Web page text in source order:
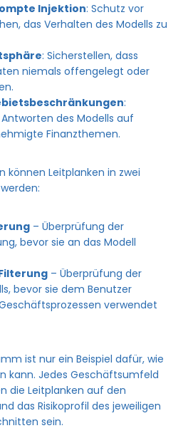
Injektion: Schutz vor
das Verhalten des Modells zu
: Sicherstellen, dass
niemals offengelegt oder
:
des Modells auf
Finanzthemen.
können Leitplanken in zwei
– Überprüfung der
bevor sie an das Modell
– Überprüfung der
bevor sie dem Benutzer
verwendet
ist nur ein Beispiel dafür, wie
kann. Jedes Geschäftsumfeld
die Leitplanken auf den
das Risikoprofil des jeweiligen
sein.